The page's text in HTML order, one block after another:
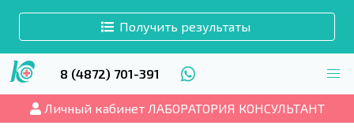
Получить результаты
8 (4872) 701-391
Личный кабинет ЛАБОРАТОРИЯ КОНСУЛЬТАНТ